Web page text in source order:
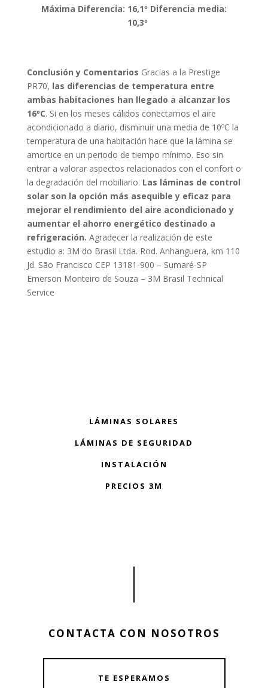
Máxima Diferencia: 16,1º Diferencia media:
10,3º
Conclusión y Comentarios Gracias a la Prestige
PR70, las diferencias de temperatura entre
ambas habitaciones han llegado a alcanzar los
16ºC. Si en los meses cálidos conectamos el aire
acondicionado a diario, disminuir una media de 10ºC la
temperatura de una habitación hace que la lámina se
amortice en un periodo de tiempo mínimo. Eso sin
entrar a valorar aspectos relacionados con el confort o
la degradación del mobiliario. Las láminas de control
solar son la opción más asequible y eficaz para
mejorar el rendimiento del aire acondicionado y
aumentar el ahorro energético destinado a
refrigeración. Agradecer la realización de este
estudio a: 3M do Brasil Ltda. Rod. Anhanguera, km 110
Jd. São Francisco CEP 13181-900 – Sumaré-SP
Emerson Monteiro de Souza – 3M Brasil Technical
Service
LÁMINAS SOLARES
LÁMINAS DE SEGURIDAD
INSTALACIÓN
PRECIOS 3M
CONTACTA CON NOSOTROS
TE ESPERAMOS